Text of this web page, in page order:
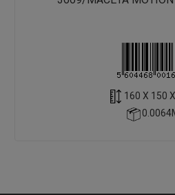
160 X 150 X